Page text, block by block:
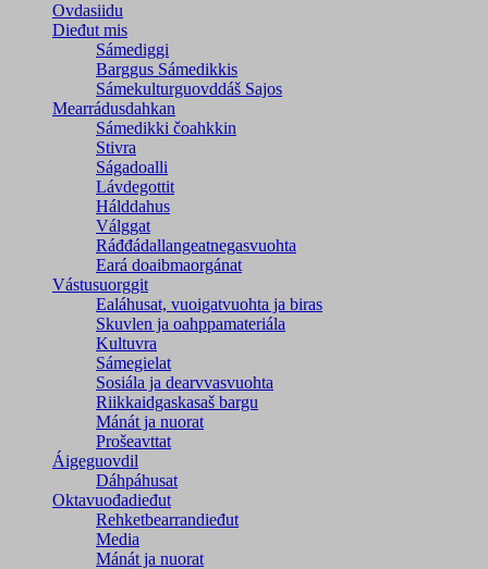
Ovdasiidu
Dieđut mis
Sámediggi
Barggus Sámedikkis
Sámekulturguovddáš Sajos
Mearrádusdahkan
Sámedikki čoahkkin
Stivra
Ságadoalli
Lávdegottit
Hálddahus
Válggat
Ráđđádallangeatnegas­vuohta
Eará doaibmaorgánat
Vástusuorggit
Ealáhusat, vuoigatvuohta ja biras
Skuvlen ja oahppamateriála
Kultuvra
Sámegielat
Sosiála ja dearvvasvuohta
Riikkaidgaskasaš bargu
Mánát ja nuorat
Prošeavttat
Áigeguovdil
Dáhpáhusat
Oktavuođadieđut
Rehketbearrandieđut
Media
Mánát ja nuorat